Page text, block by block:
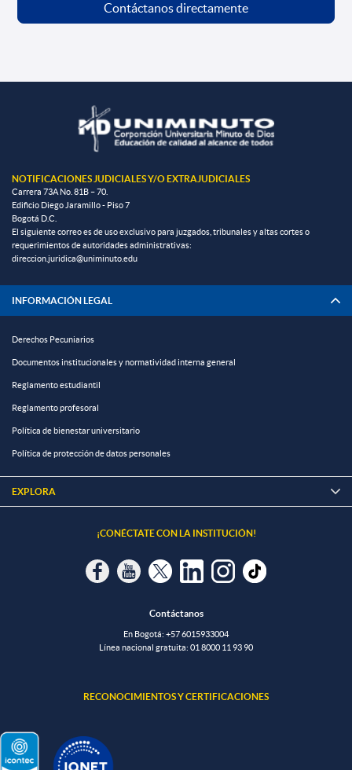
Contáctanos directamente
NOTIFICACIONES JUDICIALES Y/O EXTRAJUDICIALES
Carrera 73A No. 81B – 70.
Edificio Diego Jaramillo - Piso 7
Bogotá D.C.
El siguiente correo es de uso exclusivo para juzgados, tribunales y altas cortes o
requerimientos de autoridades administrativas:
direccion.juridica@uniminuto.edu
INFORMACIÓN LEGAL
Derechos Pecuniarios
Documentos institucionales y normatividad interna general
Reglamento estudiantil
Reglamento profesoral
Política de bienestar universitario
Política de protección de datos personales
EXPLORA 
¡CONÉCTATE CON LA INSTITUCIÓN!
Contáctanos
En Bogotá: +57 6015933004
Línea nacional gratuita: 01 8000 11 93 90
RECONOCIMIENTOS Y CERTIFICACIONES